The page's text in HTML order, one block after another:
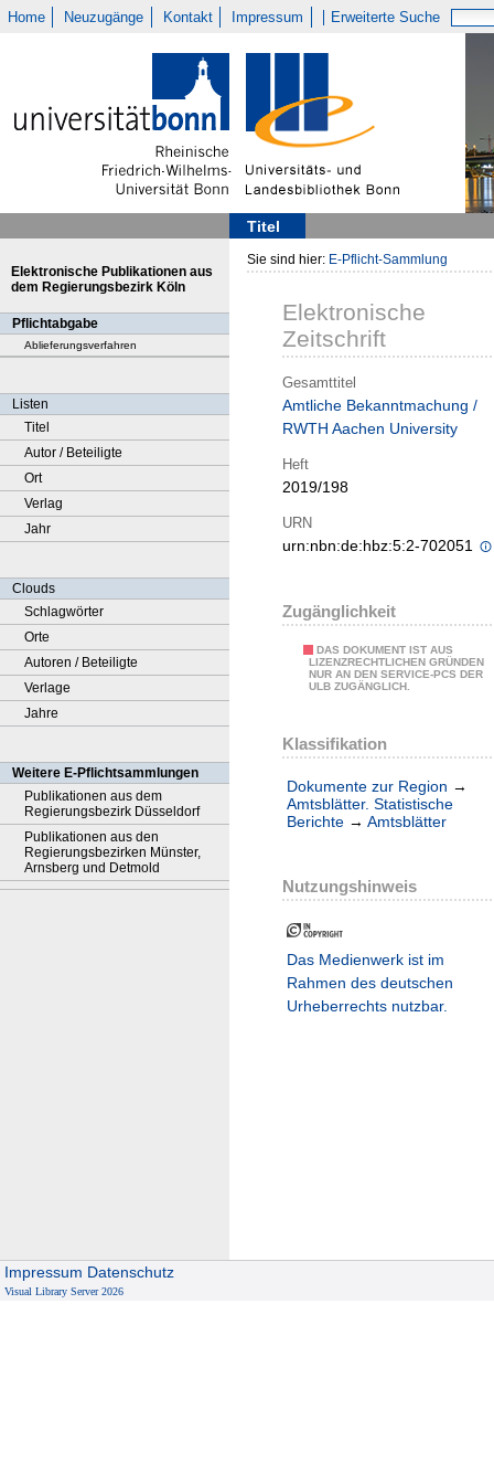
Home Neuzugänge Kontakt Impressum Erweiterte Suche
Titel
Elektronische Publikationen aus
dem Regierungsbezirk Köln
Pflichtabgabe
Ablieferungsverfahren
Listen
Titel
Autor / Beteiligte
Ort
Verlag
Jahr
Clouds
Schlagwörter
Orte
Autoren / Beteiligte
Verlage
Jahre
Weitere E-Pflichtsammlungen
Publikationen aus dem
Regierungsbezirk Düsseldorf
Publikationen aus den
Regierungsbezirken Münster,
Arnsberg und Detmold
Sie sind hier: E-Pflicht-Sammlung
Elektronische
Zeitschrift
Gesamttitel
Amtliche Bekanntmachung /
RWTH Aachen University
Heft
2019/198
URN
urn:nbn:de:hbz:5:2-702051
Zugänglichkeit
DAS DOKUMENT IST AUS
LIZENZRECHTLICHEN GRÜNDEN
NUR AN DEN SERVICE-PCS DER
ULB ZUGÄNGLICH.
Klassifikation
Dokumente zur Region →
Amtsblätter. Statistische
Berichte → Amtsblätter
Nutzungshinweis
Das Medienwerk ist im
Rahmen des deutschen
Urheberrechts nutzbar.
Impressum Datenschutz
Visual Library Server 2026